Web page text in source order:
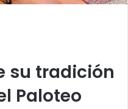
su tradición
Paloteo